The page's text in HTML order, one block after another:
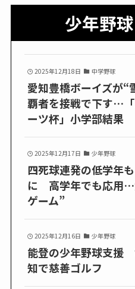
少年野
2025年12月18日 中学野球
愛知豊橋ボーイズが
覇者を接戦で下す…
ーツ杯」小学部結果
2025年12月17日 少年野球
四死球連発の低学年
に 高学年でも応用…
ゲーム”
2025年12月16日 少年野球
能登の少年野球支援
知で慈善ゴルフ